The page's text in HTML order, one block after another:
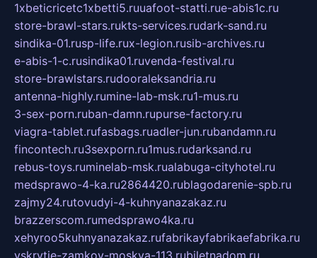
1xbeticricetc1xbetti5.ruuafoot-statti.rue-abis1c.ru
store-brawl-stars.rukts-services.rudark-sand.ru
sindika-01.rusp-life.rux-legion.rusib-archives.ru
e-abis-1-c.rusindika01.ruvenda-festival.ru
store-brawlstars.rudooraleksandria.ru
antenna-highly.rumine-lab-msk.ru1-mus.ru
3-sex-porn.ruban-damn.rupurse-factory.ru
viagra-tablet.rufasbags.ruadler-jun.rubandamn.ru
fincontech.ru3sexporn.ru1mus.rudarksand.ru
rebus-toys.ruminelab-msk.rualabuga-cityhotel.ru
medsprawo-4-ka.ru2864420.rublagodarenie-spb.ru
zajmy24.rutovudyi-4-kuhnyanazakaz.ru
brazzerscom.rumedsprawo4ka.ru
xehyroo5kuhnyanazakaz.rufabrikayfabrikaefabrika.ru